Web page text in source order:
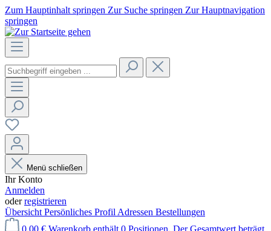
Zum Hauptinhalt springen Zur Suche springen Zur Hauptnavigation
springen
Menü schließen
Ihr Konto
Anmelden
oderregistrieren
Übersicht Persönliches Profil Adressen Bestellungen
0,00 € Warenkorb enthält 0 Positionen. Der Gesamtwert beträgt